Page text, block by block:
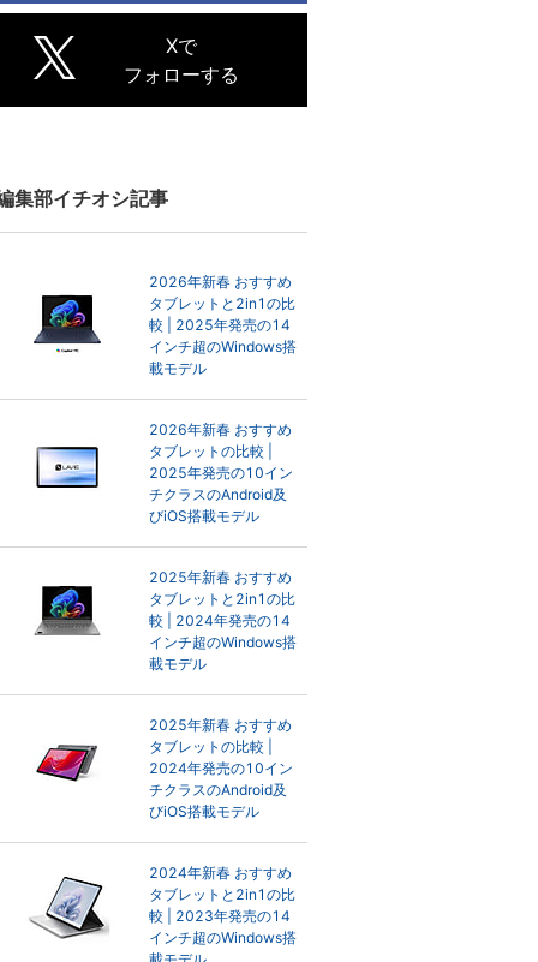
Xで
フォローする
集部イチオシ記事
2026年新春 おすすめ
タブレットと2in1の比
較 | 2025年発売の14
インチ超のWindows搭
載モデル
2026年新春 おすすめ
タブレットの比較 |
2025年発売の10イン
チクラスのAndroid及
びiOS搭載モデル
2025年新春 おすすめ
タブレットと2in1の比
較 | 2024年発売の14
インチ超のWindows搭
載モデル
2025年新春 おすすめ
タブレットの比較 |
2024年発売の10イン
チクラスのAndroid及
びiOS搭載モデル
2024年新春 おすすめ
タブレットと2in1の比
較 | 2023年発売の14
インチ超のWindows搭